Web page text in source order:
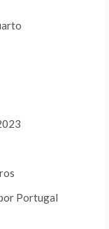
Portugal